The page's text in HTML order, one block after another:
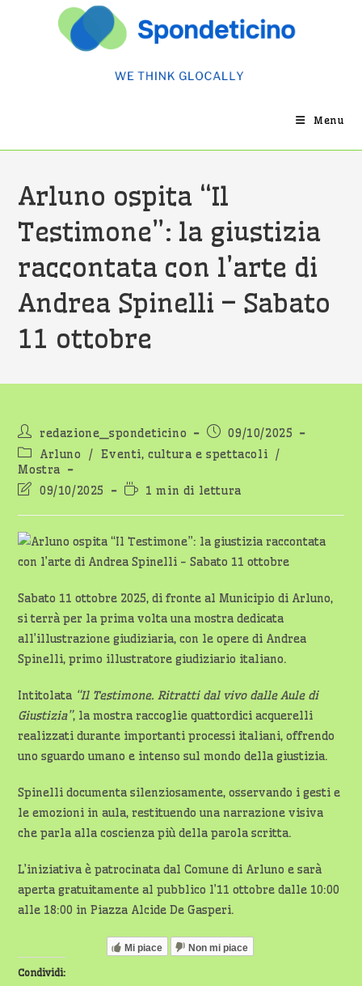
Menu
Arluno ospita “Il
Testimone”: la giustizia
raccontata con l’arte di
Andrea Spinelli – Sabato
11 ottobre
Autore
dell'articolo:
redazione_spondeticino
Articolo
pubblicato:
09/10/2025
Categoria
dell'articolo:
Arluno / Eventi, cultura e spettacoli /
Mostra
Ultima
dell'articolo:
09/10/2025
Tempo
lettura:
1 min di lettura
Sabato 11 ottobre 2025, di fronte al Municipio di Arluno,
si terrà per la prima volta una mostra dedicata
all’illustrazione giudiziaria, con le opere di Andrea
Spinelli, primo illustratore giudiziario italiano.
Intitolata “Il Testimone. Ritratti dal vivo dalle Aule di
Giustizia”, la mostra raccoglie quattordici acquerelli
realizzati durante importanti processi italiani, offrendo
uno sguardo umano e intenso sul mondo della giustizia.
Spinelli documenta silenziosamente, osservando i gesti e
le emozioni in aula, restituendo una narrazione visiva
che parla alla coscienza più della parola scritta.
L’iniziativa è patrocinata dal Comune di Arluno e sarà
aperta gratuitamente al pubblico l’11 ottobre dalle 10:00
alle 18:00 in Piazza Alcide De Gasperi.
Mi piace Non mi piace
Condividi: